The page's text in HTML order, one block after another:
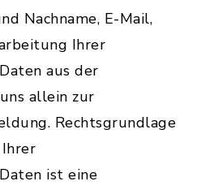
Nachname, E-Mail,
Ihrer
aus der
allein zur
Rechtsgrundlage
ist eine